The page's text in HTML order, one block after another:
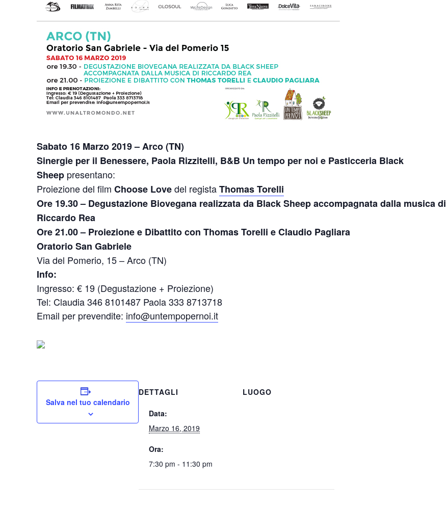
Sabato 16 Marzo 2019 – Arco (TN)
Sinergie per il Benessere, Paola Rizzitelli, B&B Un tempo per noi e Pasticceria Black
Sheep presentano:
Proiezione del film Choose Lovedel registaThomas Torelli
Ore 19.30 – Degustazione Biovegana realizzata da Black Sheep accompagnata dalla musica di
Riccardo Rea
Ore 21.00 – Proiezione e Dibattito con Thomas Torelli e Claudio Pagliara
Oratorio San Gabriele
Via del Pomerio, 15 – Arco (TN)
Info:
Ingresso: € 19 (Degustazione + Proiezione)
Tel: Claudia 346 8101487 Paola 333 8713718
Email per prevendite: info@untempopernoi.it
Salva nel tuo calendario
DETTAGLI
Data:
Marzo 16, 2019
Ora:
7:30 pm - 11:30 pm
LUOGO